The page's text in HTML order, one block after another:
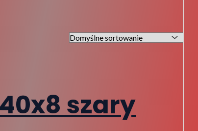
szary